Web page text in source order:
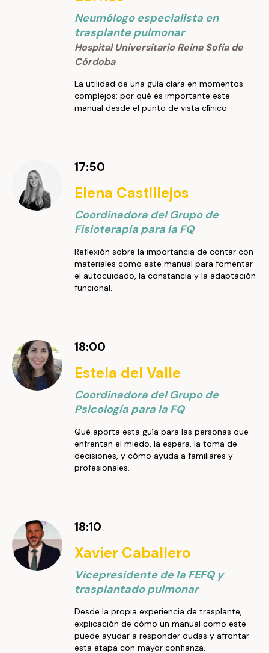
Neumólogo especialista en
trasplante pulmonar
Hospital Universitario Reina Sofía de
Córdoba
La utilidad de una guía clara en momentos
complejos: por qué es importante este
manual desde el punto de vista clínico.
17:50
Elena Castillejos
Coordinadora del Grupo de
Fisioterapia para la FQ
Reflexión sobre la importancia de contar con
materiales como este manual para fomentar
el autocuidado, la constancia y la adaptación
funcional.
18:00
Estela del Valle
Coordinadora del Grupo de
Psicología para la FQ
Qué aporta esta guía para las personas que
enfrentan el miedo, la espera, la toma de
decisiones, y cómo ayuda a familiares y
profesionales.
18:10
Xavier Caballero
Vicepresidente de la FEFQ y
trasplantado pulmonar
Desde la propia experiencia de trasplante,
explicación de cómo un manual como este
puede ayudar a responder dudas y afrontar
esta etapa con mayor confianza.